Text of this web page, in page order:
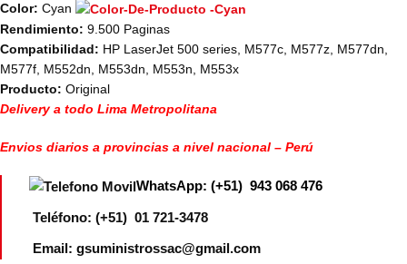
Color: Cyan
Rendimiento: 9.500 Paginas
Compatibilidad: HP LaserJet 500 series, M577c, M577z, M577dn,
M577f, M552dn, M553dn, M553n, M553x
Producto: Original
Delivery a todo Lima Metropolitana
Envios diarios a provincias a nivel nacional – Perú
WhatsApp: (+51) 943 068 476
Teléfono: (+51) 01 721-3478
Email: gsuministrossac@gmail.com